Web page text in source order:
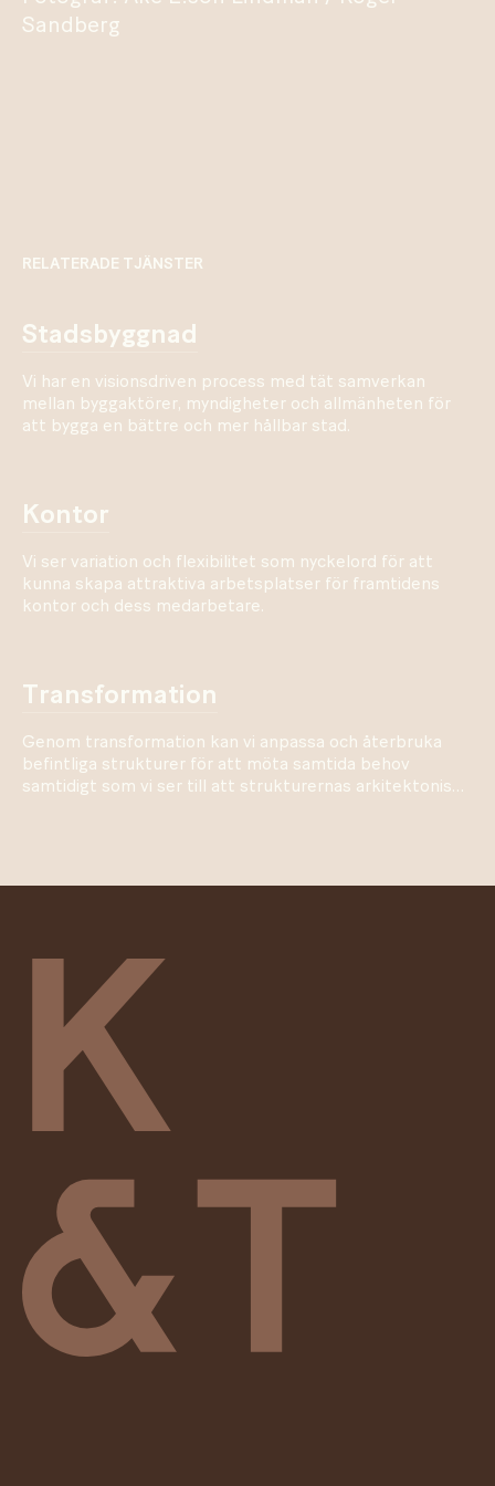
Sandberg
RELATERADE TJÄNSTER
stadsbyggnad
Vi har en visionsdriven process med tät samverkan
mellan byggaktörer, myndigheter och allmänheten för
att bygga en bättre och mer hållbar stad.
kontor
Vi ser variation och flexibilitet som nyckelord för att
kunna skapa attraktiva arbetsplatser för framtidens
kontor och dess medarbetare.
transformation
Genom transformation kan vi anpassa och återbruka
befintliga strukturer för att möta samtida behov
samtidigt som vi ser till att strukturernas arkitektoniska